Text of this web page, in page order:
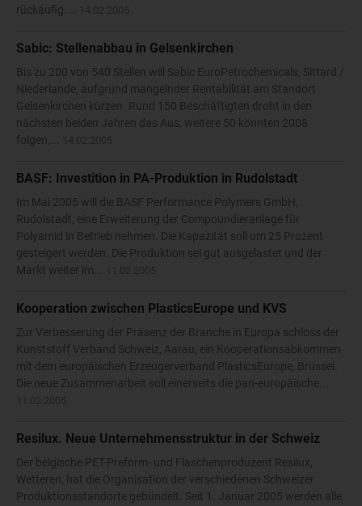
rückäufig....
Sabic: Stellenabbau in Gelsenkirchen
Bis zu 200 von 540 Stellen will Sabic EuroPetrochemicals, Sittard /
Niederlande, aufgrund mangelnder Rentabilität am Standort
Gelsenkirchen kürzen. Rund 150 Beschäftigten droht in den
nächsten beiden Jahren das Aus, weitere 50 könnten 2008
folgen,...
BASF: Investition in PA-Produktion in Rudolstadt
Im Mai 2005 will die BASF Performance Polymers GmbH,
Rudolstadt, eine Erweiterung der Compoundieranlage für
Polyamid in Betrieb nehmen. Die Kapazität soll um 25 Prozent
gesteigert werden. Die Produktion sei gut ausgelastet und der
Markt weiter im...
Kooperation zwischen PlasticsEurope und KVS
Zur Verbesserung der Präsenz der Branche in Europa schloss der
Kunststoff Verband Schweiz, Aarau, ein Kooperationsabkommen
mit dem europäischen Erzeugerverband PlasticsEurope, Brüssel.
Die neue Zusammenarbeit soll einerseits die pan-europäische...
Resilux. Neue Unternehmensstruktur in der Schweiz
Der belgische PET-Preform- und Flaschenproduzent Resilux,
Wetteren, hat die Organisation der verschiedenen Schweizer
Produktionsstandorte gebündelt. Seit 1. Januar 2005 werden alle